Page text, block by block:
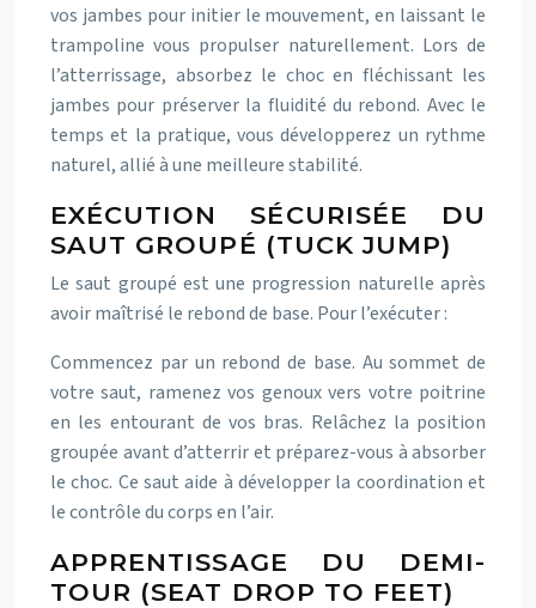
vos jambes pour initier le mouvement, en laissant le
trampoline vous propulser naturellement. Lors de
l’atterrissage, absorbez le choc en fléchissant les
jambes pour préserver la fluidité du rebond. Avec le
temps et la pratique, vous développerez un rythme
naturel, allié à une meilleure stabilité.
EXÉCUTION SÉCURISÉE DU
SAUT GROUPÉ (TUCK JUMP)
Le saut groupé est une progression naturelle après
avoir maîtrisé le rebond de base. Pour l’exécuter :
Commencez par un rebond de base. Au sommet de
votre saut, ramenez vos genoux vers votre poitrine
en les entourant de vos bras. Relâchez la position
groupée avant d’atterrir et préparez-vous à absorber
le choc. Ce saut aide à développer la coordination et
le contrôle du corps en l’air.
APPRENTISSAGE DU DEMI-
TOUR (SEAT DROP TO FEET)